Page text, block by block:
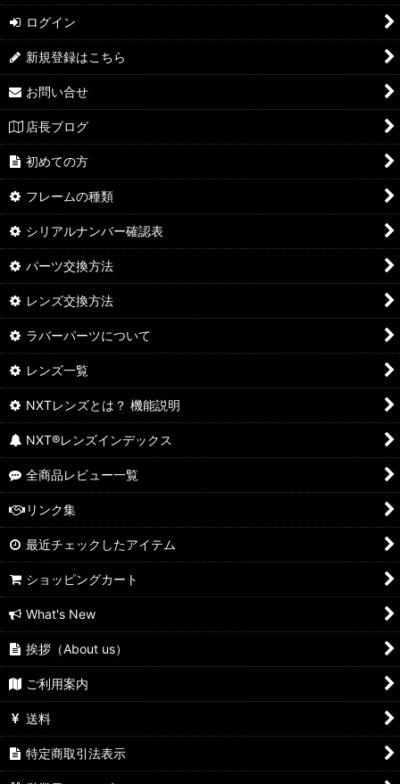
ログイン
新規登録はこちら
お問い合せ
店長ブログ
初めての方
フレームの種類
シリアルナンバー確認表
パーツ交換方法
レンズ交換方法
ラバーパーツについて
レンズ一覧
NXTレンズとは？ 機能説明
NXT®レンズインデックス
全商品レビュー一覧
リンク集
最近チェックしたアイテム
ショッピングカート
What's New
挨拶（About us）
ご利用案内
送料
特定商取引法表示